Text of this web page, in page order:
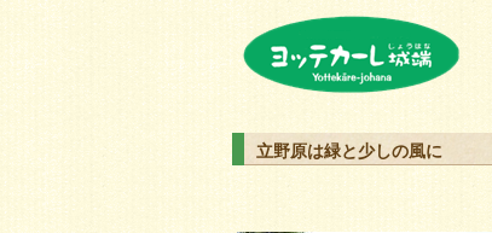
立野原は緑と少しの風に